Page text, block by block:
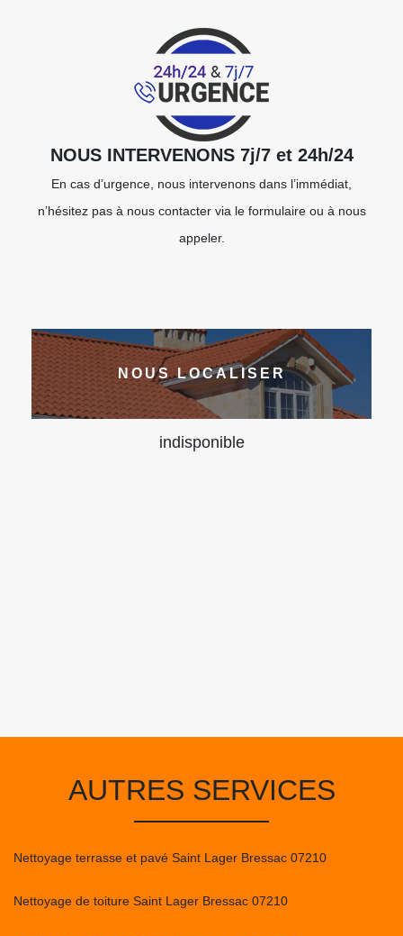
NOUS INTERVENONS 7j/7 et 24h/24
En cas d’urgence, nous intervenons dans l’immédiat,
n’hésitez pas à nous contacter via le formulaire ou à nous
appeler.
NOUS LOCALISER
indisponible
AUTRES SERVICES
Nettoyage terrasse et pavé Saint Lager Bressac 07210
Nettoyage de toiture Saint Lager Bressac 07210